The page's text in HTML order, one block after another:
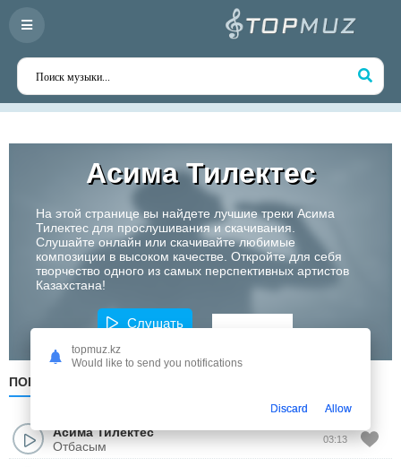
Асима Тилектес
На этой странице вы найдете лучшие треки Асима
Тилектес для прослушивания и скачивания.
Слушайте онлайн или скачивайте любимые
композиции в высоком качестве. Откройте для себя
творчество одного из самых перспективных артистов
Казахстана!
Слушать
ПОПУЛЯРНЫЕ
Асима Тилектес
Отбасым
03:13
topmuz.kz
Would like to send you notifications
Discard Allow